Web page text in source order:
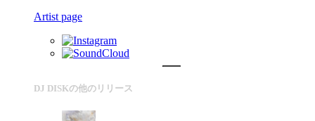
Artist page
DJ DISKの他のリリース